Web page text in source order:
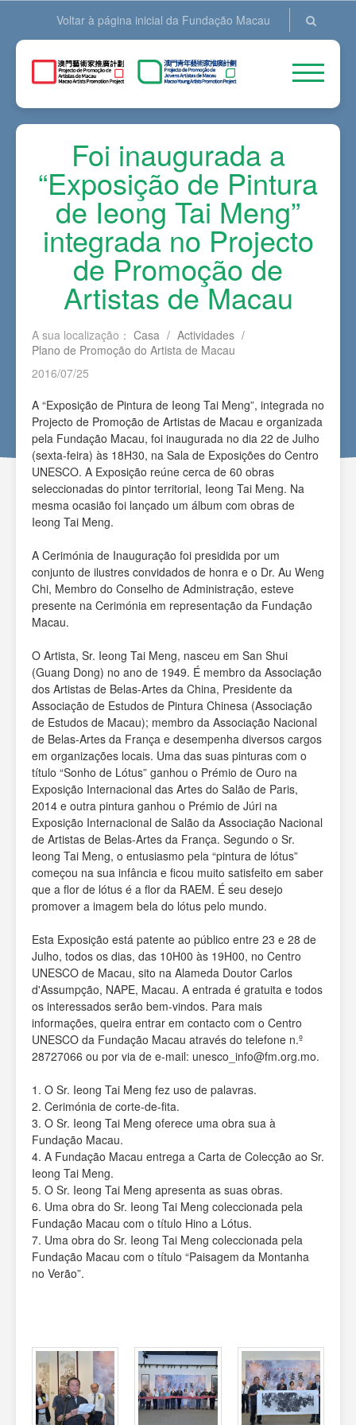
Voltar à página inicial da Fundação Macau
Foi inaugurada a
“Exposição de Pintura
de Ieong Tai Meng”
integrada no Projecto
de Promoção de
Artistas de Macau
A sua localização： Casa / Actividades /
Plano de Promoção do Artista de Macau
2016/07/25
A “Exposição de Pintura de Ieong Tai Meng”, integrada no
Projecto de Promoção de Artistas de Macau e organizada
pela Fundação Macau, foi inaugurada no dia 22 de Julho
(sexta-feira) às 18H30, na Sala de Exposições do Centro
UNESCO. A Exposição reúne cerca de 60 obras
seleccionadas do pintor territorial, Ieong Tai Meng. Na
mesma ocasião foi lançado um álbum com obras de
Ieong Tai Meng.
A Cerimónia de Inauguração foi presidida por um
conjunto de ilustres convidados de honra e o Dr. Au Weng
Chi, Membro do Conselho de Administração, esteve
presente na Cerimónia em representação da Fundação
Macau.
O Artista, Sr. Ieong Tai Meng, nasceu em San Shui
(Guang Dong) no ano de 1949. É membro da Associação
dos Artistas de Belas-Artes da China, Presidente da
Associação de Estudos de Pintura Chinesa (Associação
de Estudos de Macau); membro da Associação Nacional
de Belas-Artes da França e desempenha diversos cargos
em organizações locais. Uma das suas pinturas com o
título “Sonho de Lótus” ganhou o Prémio de Ouro na
Exposição Internacional das Artes do Salão de Paris,
2014 e outra pintura ganhou o Prémio de Júri na
Exposição Internacional de Salão da Associação Nacional
de Artistas de Belas-Artes da França. Segundo o Sr.
Ieong Tai Meng, o entusiasmo pela “pintura de lótus”
começou na sua infância e ficou muito satisfeito em saber
que a flor de lótus é a flor da RAEM. É seu desejo
promover a imagem bela do lótus pelo mundo.
Esta Exposição está patente ao público entre 23 e 28 de
Julho, todos os dias, das 10H00 às 19H00, no Centro
UNESCO de Macau, sito na Alameda Doutor Carlos
d'Assumpção, NAPE, Macau. A entrada é gratuita e todos
os interessados serão bem-vindos. Para mais
informações, queira entrar em contacto com o Centro
UNESCO da Fundação Macau através do telefone n.º
28727066 ou por via de e-mail: unesco_info@fm.org.mo.
1. O Sr. Ieong Tai Meng fez uso de palavras.
2. Cerimónia de corte-de-fita.
3. O Sr. Ieong Tai Meng oferece uma obra sua à
Fundação Macau.
4. A Fundação Macau entrega a Carta de Colecção ao Sr.
Ieong Tai Meng.
5. O Sr. Ieong Tai Meng apresenta as suas obras.
6. Uma obra do Sr. Ieong Tai Meng coleccionada pela
Fundação Macau com o título Hino a Lótus.
7. Uma obra do Sr. Ieong Tai Meng coleccionada pela
Fundação Macau com o título “Paisagem da Montanha
no Verão”.